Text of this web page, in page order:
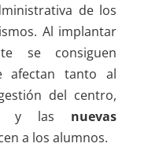
de los
Al implantar
se consiguen
afectan tanto al
del centro,
y las nuevas
a los alumnos.